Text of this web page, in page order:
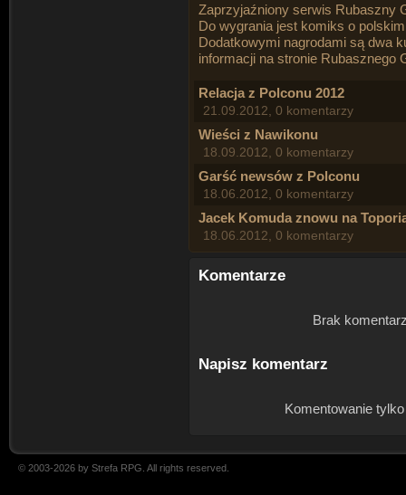
Zaprzyjaźniony serwis Rubaszny
Do wygrania jest komiks o
Dodatkowymi nagrodami są dwa
informacji na stronie Rubasznego
Relacja z Polconu 2012
21.09.2012, 0 komentarzy
Wieści z Nawikonu
18.09.2012, 0 komentarzy
Garść newsów z Polconu
18.06.2012, 0 komentarzy
Jacek Komuda znowu na
18.06.2012, 0 komentarzy
Komentarze
Brak
Napisz komentarz
Komentowanie
© 2003-2026 by Strefa RPG. All rights reserved.